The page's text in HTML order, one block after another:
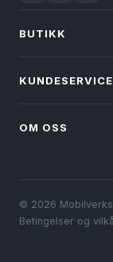
BUTIKK
KUNDESERVICE
OM OSS
© 2026
Betingelser og